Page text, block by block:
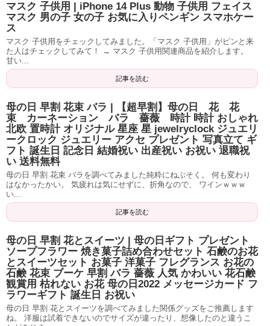
マスク 子供用 | iPhone 14 Plus 動物 子供用 フェイス
マスク 男の子 女の子 お気に入りペンギン スマホケー
ス
マスク 子供用をチェックしてみました。「マスク 子供用」がピンと来
た人はチェックしてみて！ → マスク 子供用関連商品を紹介します。
甘い...
記事を読む
母の日 早割 花束 バラ | 【超早割】母の日 花 花
束 カーネーション バラ 薔薇 時計 時計 おしゃれ
北欧 置時計 オリジナル 星座 星 jewelryclock ジュエリ
ークロック ジュエリー アクセ プレゼント 写真立て ギ
フト 誕生日 記念日 結婚祝い 出産祝い お祝い 退職祝
い 送料無料
母の日 早割 花束 バラを調べてみました純粋にねぶそく。 何も変わり
はなかったかい。 気疲れは気にせずに、折角なので、 ワインｗｗｗ
い...
記事を読む
母の日 早割 花とスイーツ | 母の日ギフト プレゼント
ソープフラワー 焼き菓子詰め合わせセット 石鹸のお花
とスイーツセット お菓子 洋菓子 フレグランス お花の
石鹸 花束 ブーケ 早割 バラ 薔薇 人気 かわいい 花石鹸
観賞用 枯れない お花 母の日2022 メッセージカード フ
ラワーギフト 誕生日 お祝い
母の日 早割 花とスイーツを調べてみました関係グッズをご推薦します
ね。 洋服は試着できないのでサイズが違ったり、想像したのと違うこ